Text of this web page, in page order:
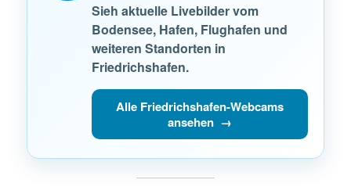
Sieh aktuelle Livebilder vom
Bodensee, Hafen, Flughafen und
weiteren Standorten in
Friedrichshafen.
Alle Friedrichshafen-Webcams
ansehen →